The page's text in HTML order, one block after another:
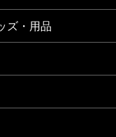
ズ・用品